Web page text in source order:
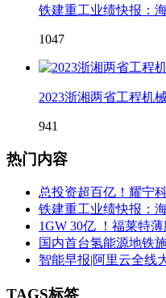
铁建重工业绩快报：
1047
2023浙湘两省工程机
941
热门内容
总投资超百亿！耀宁
铁建重工业绩快报：
1GW 30亿 ！福莱特
国内首台氢能源地铁
智能早报|阿里云全线
TAGS标签